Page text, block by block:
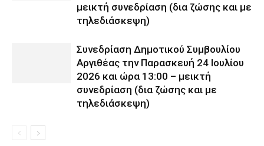
μεικτή συνεδρίαση (δια ζώσης και με
τηλεδιάσκεψη)
Συνεδρίαση Δημοτικού Συμβουλίου
Αργιθέας την Παρασκευή 24 Ιουλίου
2026 και ώρα 13:00 – μεικτή
συνεδρίαση (δια ζώσης και με
τηλεδιάσκεψη)